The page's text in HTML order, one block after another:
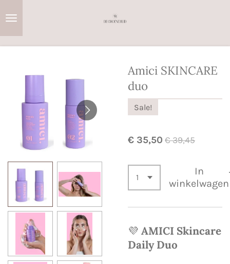
Amici SKINCARE
duo
Sale!
€ 35,50 € 39,45
In
winkelwagen
💜 AMICI Skincare
Daily Duo